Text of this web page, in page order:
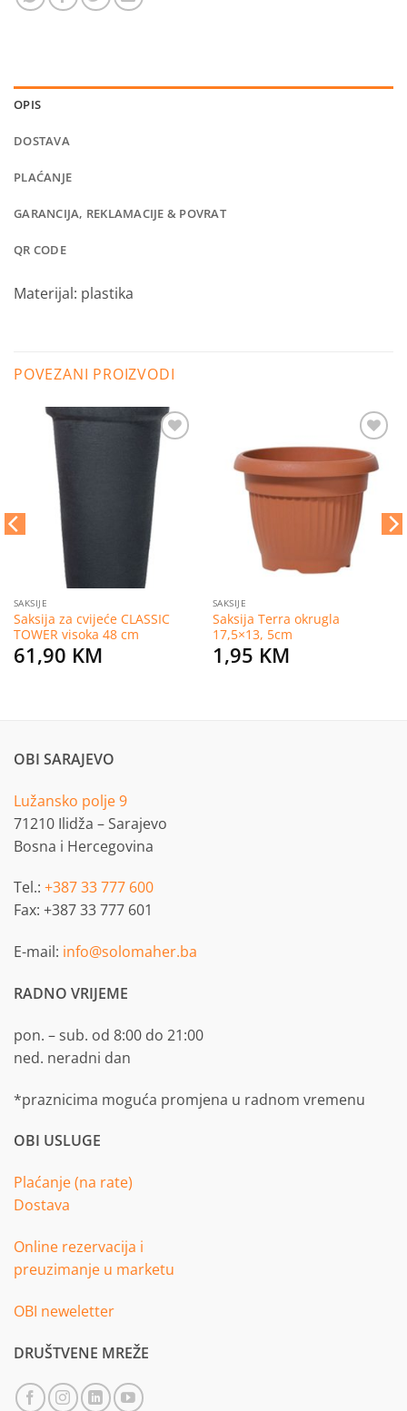
OPIS
DOSTAVA
PLAĆANJE
GARANCIJA, REKLAMACIJE & POVRAT
QR CODE
Materijal: plastika
POVEZANI PROIZVODI
Dodaj
SAKSIJE
Saksija za cvijeće CLASSIC
TOWER visoka 48 cm
61,90 KM
Dodaj
na
listu
želja
SAKSIJE
Saksija Terra okrugla
17,5×13, 5cm
1,95 KM
OBI SARAJEVO
Lužansko polje 9
71210 Ilidža – Sarajevo
Bosna i Hercegovina
Tel.: +387 33 777 600
Fax: +387 33 777 601
E-mail: info@solomaher.ba
RADNO VRIJEME
pon. – sub. od 8:00 do 21:00
ned. neradni dan
*praznicima moguća promjena u radnom vremenu
OBI USLUGE
Plaćanje (na rate)
Dostava
Online rezervacija i
preuzimanje u marketu
OBI neweletter
DRUŠTVENE MREŽE